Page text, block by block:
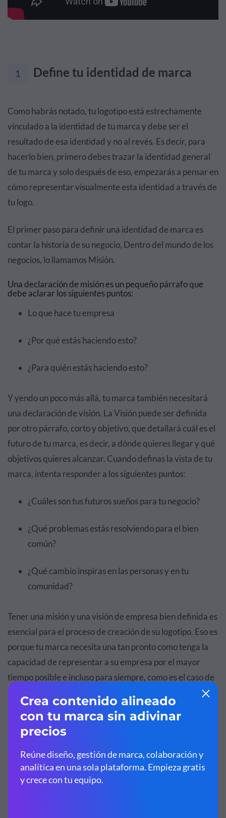
1 Define tu identidad de marca
Como habrás notado, tu logotipo está estrechamente
vinculado a la identidad de tu marca y debe ser el
resultado de esa identidad y no al revés. Es decir, para
hacerlo bien, primero debes trazar la identidad general
de tu marca y solo después de eso, empezarás a pensar en
cómo representar visualmente esta identidad a través de
tu logo.
El primer paso para definir una identidad de marca es
contar la historia de su negocio, Dentro del mundo de los
negocios, lo llamamos Misión.
Una declaración de misión es un pequeño párrafo que
debe aclarar los siguientes puntos:
Lo que hace tu empresa
¿Por qué estás haciendo esto?
¿Para quién estás haciendo esto?
Y yendo un poco más allá, tu marca también necesitará
una declaración de visión. La Visión puede ser definida
por otro párrafo, corto y objetivo, que detallará cuál es el
futuro de tu marca, es decir, a dónde quieres llegar y qué
objetivos quieres alcanzar. Cuando definas la vista de tu
marca, intenta responder a los siguientes puntos:
¿Cuáles son tus futuros sueños para tu negocio?
¿Qué problemas estás resolviendo para el bien
común?
¿Qué cambio inspiras en las personas y en tu
comunidad?
Tener una misión y una visión de empresa bien definida es
esencial para el proceso de creación de su logotipo. Eso es
porque tu marca necesita una tan pronto como tenga la
capacidad de representar a su empresa por el mayor
tiempo posible e incluso para siempre, como es el caso de
Con una misión y una visión bien definidas, tendrás más
claridad desde donde quieres llegar y esto te ayudará a
representar visualmente ese horizonte de una manera
más asertiva. La gran idea de este punto es tener
suficientes elementos para que puedas crear un logo que